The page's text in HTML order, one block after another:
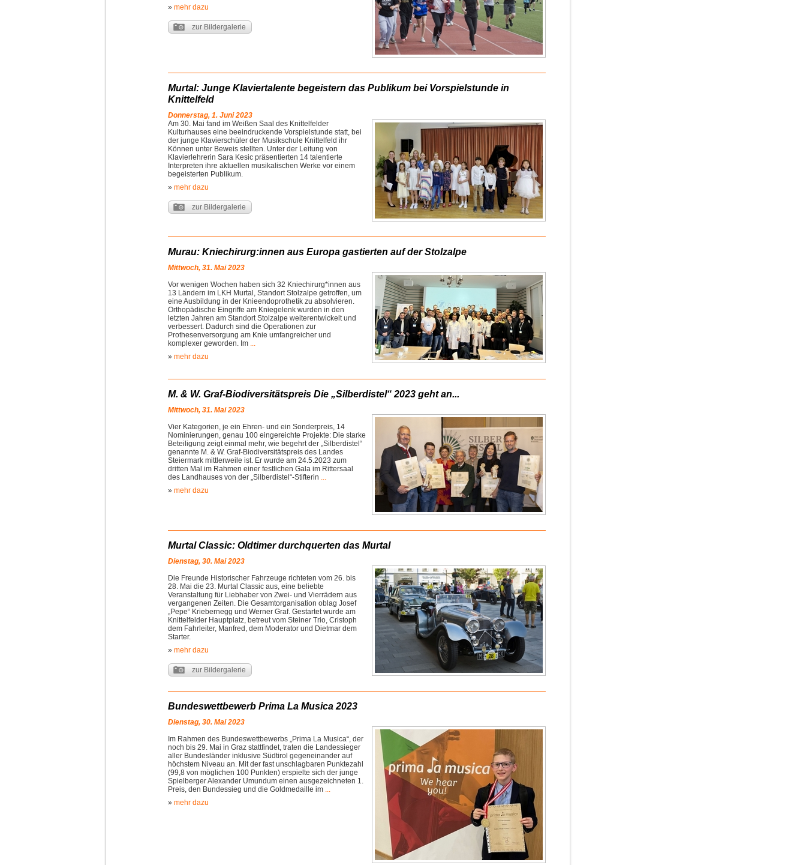
» mehr dazu
zur Bildergalerie
Murtal: Junge Klaviertalente begeistern das Publikum bei Vorspielstunde in
Knittelfeld
Donnerstag, 1. Juni 2023
Am 30. Mai fand im Weißen Saal des Knittelfelder
Kulturhauses eine beeindruckende Vorspielstunde statt, bei
der junge Klavierschüler der Musikschule Knittelfeld ihr
Können unter Beweis stellten. Unter der Leitung von
Klavierlehrerin Sara Kesic präsentierten 14 talentierte
Interpreten ihre aktuellen musikalischen Werke vor einem
begeisterten Publikum.
» mehr dazu
zur Bildergalerie
Murau: Kniechirurg:innen aus Europa gastierten auf der Stolzalpe
Mittwoch, 31. Mai 2023
Vor wenigen Wochen haben sich 32 Kniechirurg*innen aus
13 Ländern im LKH Murtal, Standort Stolzalpe getroffen, um
eine Ausbildung in der Knieendoprothetik zu absolvieren.
Orthopädische Eingriffe am Kniegelenk wurden in den
letzten Jahren am Standort Stolzalpe weiterentwickelt und
verbessert. Dadurch sind die Operationen zur
Prothesenversorgung am Knie umfangreicher und
komplexer geworden. Im ...
» mehr dazu
M. & W. Graf-Biodiversitätspreis Die „Silberdistel“ 2023 geht an...
Mittwoch, 31. Mai 2023
Vier Kategorien, je ein Ehren- und ein Sonderpreis, 14
Nominierungen, genau 100 eingereichte Projekte: Die starke
Beteiligung zeigt einmal mehr, wie begehrt der „Silberdistel“
genannte M. & W. Graf-Biodiversitätspreis des Landes
Steiermark mittlerweile ist. Er wurde am 24.5.2023 zum
dritten Mal im Rahmen einer festlichen Gala im Rittersaal
des Landhauses von der „Silberdistel“-Stifterin ...
» mehr dazu
Murtal Classic: Oldtimer durchquerten das Murtal
Dienstag, 30. Mai 2023
Die Freunde Historischer Fahrzeuge richteten vom 26. bis
28. Mai die 23. Murtal Classic aus, eine beliebte
Veranstaltung für Liebhaber von Zwei- und Vierrädern aus
vergangenen Zeiten. Die Gesamtorganisation oblag Josef
„Pepe“ Kriebernegg und Werner Graf. Gestartet wurde am
Knittelfelder Hauptplatz, betreut vom Steiner Trio, Cristoph
dem Fahrleiter, Manfred, dem Moderator und Dietmar dem
Starter.
» mehr dazu
zur Bildergalerie
Bundeswettbewerb Prima La Musica 2023
Dienstag, 30. Mai 2023
Im Rahmen des Bundeswettbewerbs „Prima La Musica“, der
noch bis 29. Mai in Graz stattfindet, traten die Landessieger
aller Bundesländer inklusive Südtirol gegeneinander auf
höchstem Niveau an. Mit der fast unschlagbaren Punktezahl
(99,8 von möglichen 100 Punkten) erspielte sich der junge
Spielberger Alexander Umundum einen ausgezeichneten 1.
Preis, den Bundessieg und die Goldmedaille im ...
» mehr dazu